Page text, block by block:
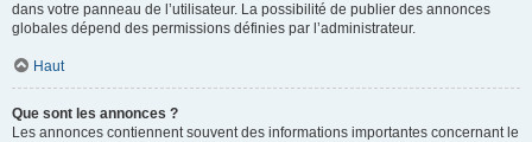
dans votre panneau de l’utilisateur. La possibilité de publier des annonces
globales dépend des permissions définies par l’administrateur.
Haut
Que sont les annonces ?
Les annonces contiennent souvent des informations importantes concernant le